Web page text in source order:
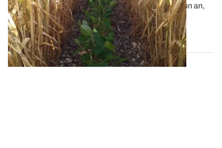
Le relay-cropping permet de faire deux cultures en un an,
comme orge / soja ou blé /...
11 OCT. 2018